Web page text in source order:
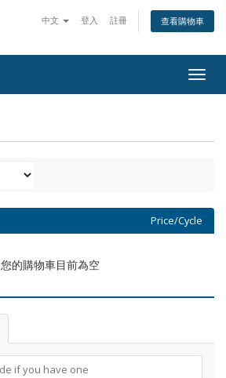
中文 登入 註冊 查看購物車
Price/Cycle
您的購物車目前為空